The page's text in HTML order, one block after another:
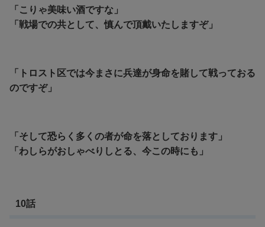
「こりゃ美味い酒ですな」
「戦場での共として、慎んで頂戴いたしますぞ」
「トロスト区では今まさに兵達が身命を賭して戦っておる
のですぞ」
「そして恐らく多くの者が命を落としております」
「わしらがおしゃべりしとる、今この時にも」
10話